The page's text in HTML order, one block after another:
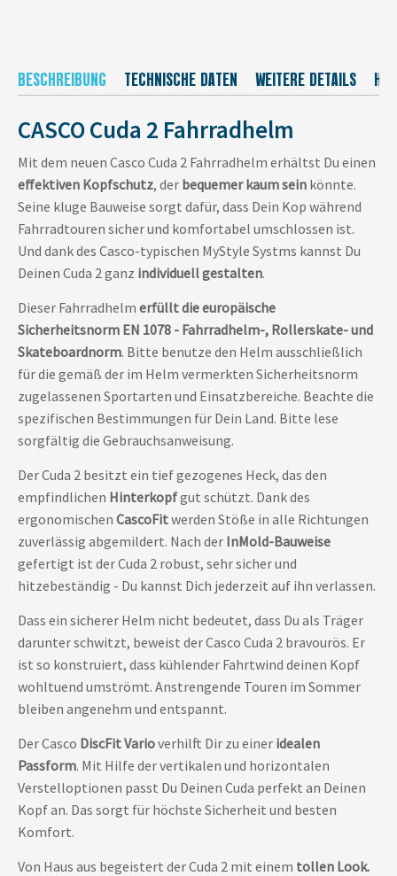
BESCHREIBUNG TECHNISCHE DATEN WEITERE DETAILS
CASCO Cuda 2 Fahrradhelm
Mit dem neuen Casco Cuda 2 Fahrradhelm erhältst Du einen
effektiven Kopfschutz, der bequemer kaum sein könnte.
Seine kluge Bauweise sorgt dafür, dass Dein Kop während
Fahrradtouren sicher und komfortabel umschlossen ist.
Und dank des Casco-typischen MyStyle Systms kannst Du
Deinen Cuda 2 ganz individuell gestalten.
Dieser Fahrradhelm erfüllt die europäische
Sicherheitsnorm EN 1078 - Fahrradhelm-, Rollerskate- und
Skateboardnorm. Bitte benutze den Helm ausschließlich
für die gemäß der im Helm vermerkten Sicherheitsnorm
zugelassenen Sportarten und Einsatzbereiche. Beachte die
spezifischen Bestimmungen für Dein Land. Bitte lese
sorgfältig die Gebrauchsanweisung.
Der Cuda 2 besitzt ein tief gezogenes Heck, das den
empfindlichen Hinterkopfgut schützt. Dank des
ergonomischen CascoFitwerden Stöße in alle Richtungen
zuverlässig abgemildert. Nach der InMold-Bauweise
gefertigt ist der Cuda 2 robust, sehr sicher und
hitzebeständig - Du kannst Dich jederzeit auf ihn verlassen.
Dass ein sicherer Helm nicht bedeutet, dass Du als Träger
darunter schwitzt, beweist der Casco Cuda 2 bravourös. Er
ist so konstruiert, dass kühlender Fahrtwind deinen Kopf
wohltuend umströmt. Anstrengende Touren im Sommer
bleiben angenehm und entspannt.
Der Casco DiscFit Varioverhilft Dir zu einer idealen
Passform. Mit Hilfe der vertikalen und horizontalen
Verstelloptionen passt Du Deinen Cuda perfekt an Deinen
Kopf an. Das sorgt für höchste Sicherheit und besten
Komfort.
Von Haus aus begeistert der Cuda 2 mit einem tollen Look.